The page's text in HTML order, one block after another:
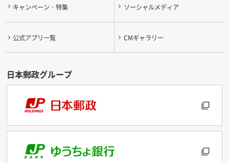
キャンペーン・特集 ソーシャルメディア
公式アプリ一覧 CMギャラリー